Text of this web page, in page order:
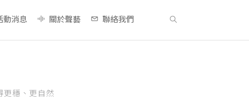
動消息 關於聲藝 聯絡我們
穩、更自然